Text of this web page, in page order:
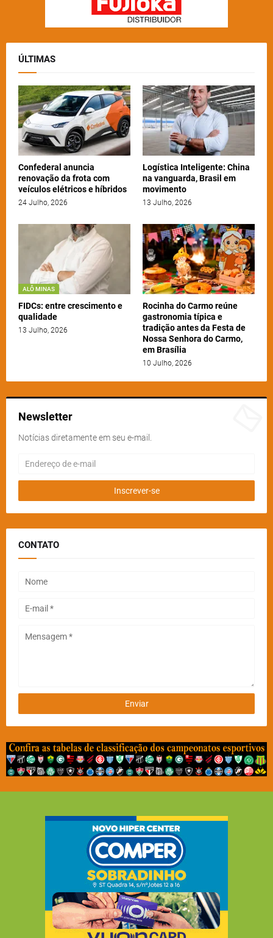
ÚLTIMAS
Confederal anuncia
renovação da frota com
veículos elétricos e híbridos
24 Julho, 2026
Logística Inteligente: China
na vanguarda, Brasil em
movimento
13 Julho, 2026
ALÔ MINAS
FIDCs: entre crescimento e
qualidade
13 Julho, 2026
Rocinha do Carmo reúne
gastronomia típica e
tradição antes da Festa de
Nossa Senhora do Carmo,
em Brasília
10 Julho, 2026
Newsletter
Notícias diretamente em seu e-mail.
CONTATO